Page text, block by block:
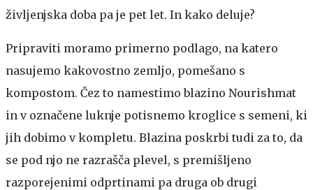
življenjska doba pa je pet let. In kako deluje?
Pripraviti moramo primerno podlago, na katero
nasujemo kakovostno zemljo, pomešano s
kompostom. Čez to namestimo blazino Nourishmat
in v označene luknje potisnemo kroglice s semeni, ki
jih dobimo v kompletu. Blazina poskrbi tudi za to, da
se pod njo ne razrašča plevel, s premišljeno
razporejenimi odprtinami pa druga ob drugi